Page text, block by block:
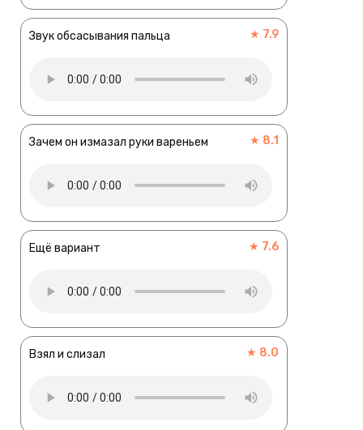
Звук обсасывания пальца ★ 7.9
Зачем он измазал руки вареньем ★ 8.1
Ещё вариант ★ 7.6
Взял и слизал ★ 8.0